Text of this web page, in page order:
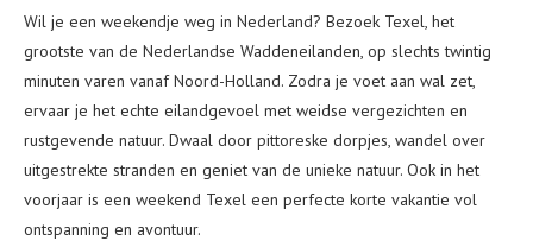
Wil je een weekendje weg in Nederland? Bezoek Texel, het
grootste van de Nederlandse Waddeneilanden, op slechts twintig
minuten varen vanaf Noord-Holland. Zodra je voet aan wal zet,
ervaar je het echte eilandgevoel met weidse vergezichten en
rustgevende natuur. Dwaal door pittoreske dorpjes, wandel over
uitgestrekte stranden en geniet van de unieke natuur. Ook in het
voorjaar is een weekend Texel een perfecte korte vakantie vol
ontspanning en avontuur.